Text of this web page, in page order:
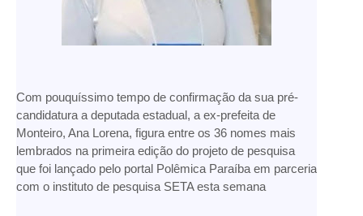
Com pouquíssimo tempo de confirmação da sua pré-
candidatura a deputada estadual, a ex-prefeita de
Monteiro, Ana Lorena, figura entre os 36 nomes mais
lembrados na primeira edição do projeto de pesquisa
que foi lançado pelo portal Polêmica Paraíba em parceria
com o instituto de pesquisa SETA esta semana